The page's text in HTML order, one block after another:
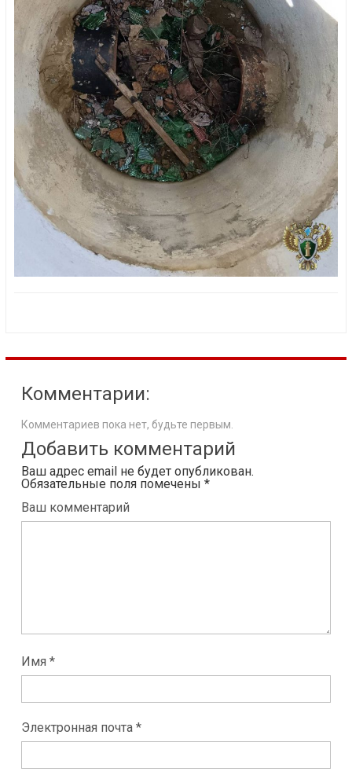
Комментарии:
Комментариев пока нет, будьте первым.
Добавить комментарий
Ваш адрес email не будет опубликован.
Обязательные поля помечены *
Ваш комментарий
Имя *
Электронная почта *